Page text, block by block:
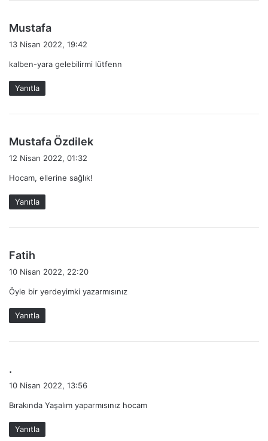
Mustafa
i
13 Nisan 2022, 19:42
kalben-yara gelebilirmi lütfenn
Yanıtla
Mustafa Özdilek
12 Nisan 2022, 01:32
Hocam, ellerine sağlık!
Yanıtla
Fatih
i
k
i
10 Nisan 2022, 22:20
Öyle bir yerdeyimki yazarmısınız
Yanıtla
.
i
k
i
10 Nisan 2022, 13:56
Bırakında Yaşalım yaparmısınız hocam
Yanıtla